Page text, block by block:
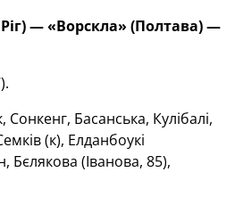
— «Ворскла» (Полтава) —
Басанська, Кулібалі,
(к), Елданбоукі
Бєлякова (Іванова, 85),